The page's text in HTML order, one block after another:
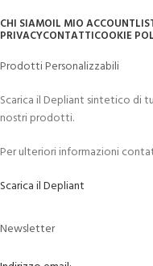
CHI SIAMOIL MIO ACCOUNT
PRIVACYCONTATTICOOKIE
Prodotti Personalizzabili
Scarica il Depliant sintetico di
nostri prodotti.
Per ulteriori informazioni
Scarica il Depliant
Newsletter